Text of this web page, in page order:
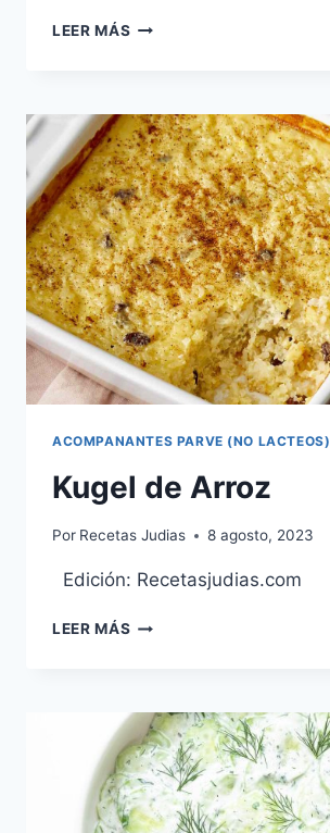
LEER MÁS GARBANZOS
(NAHIT)
ACOMPANANTES PARVE (NO LACTEOS)
Kugel de Arroz
Por Recetas Judias 8 agosto, 2023
Edición: Recetasjudias.com
LEER MÁS KUGEL